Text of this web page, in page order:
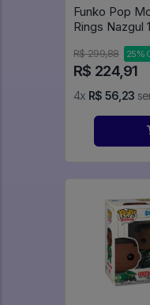
Funko Pop
Rings Nazgul
R$ 299,88 25%
R$ 224,91
4x R$ 56,23